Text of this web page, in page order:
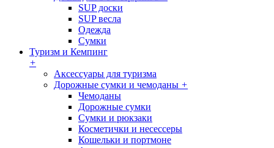
SUP доски
SUP весла
Одежда
Сумки
Туризм и Кемпинг
+
Аксессуары для туризма
Дорожные сумки и чемоданы +
Чемоданы
Дорожные сумки
Сумки и рюкзаки
Косметички и несессеры
Кошельки и портмоне